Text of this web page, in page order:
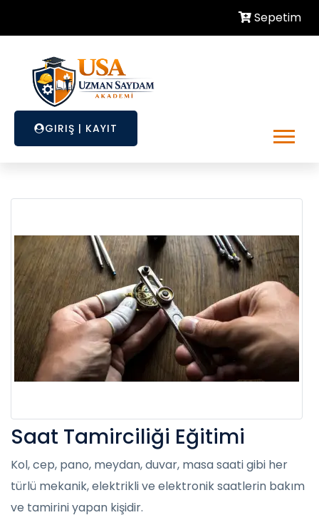
Sepetim
GIRIŞ | KAYIT
Saat Tamirciliği Eğitimi
Kol, cep, pano, meydan, duvar, masa saati gibi her
türlü mekanik, elektrikli ve elektronik saatlerin bakım
ve tamirini yapan kişidir.